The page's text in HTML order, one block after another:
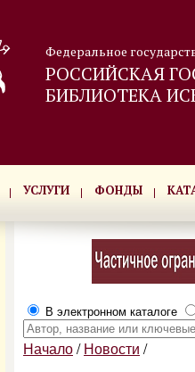
Федеральное
РОССИЙСКАЯ
БИБЛИОТЕКА
УСЛУГИ ФОНДЫ
В электронном каталоге
Начало/ Новости /